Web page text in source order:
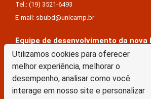
Utilizamos cookies para oferecer
melhor experiência, melhorar o
desempenho, analisar como você
interage em nosso site e personalizar
Tel.: (19) 3521-6493
E-mail: sbubd@unicamp.br
Equipe de desenvolvimento da nova
Keite Aparecida Duarte
Márcio Vinícius De Jesus Almeida
Saul Victor De Castro E Silva